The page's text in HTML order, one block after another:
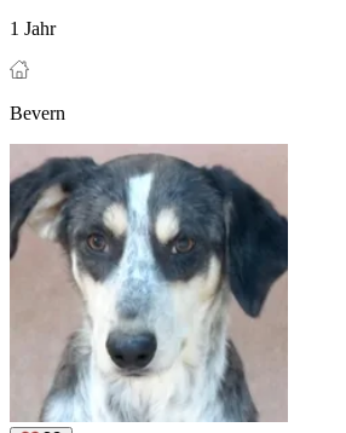
1 Jahr
Bevern